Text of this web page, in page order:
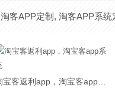
淘客APP定制, 淘客APP系统